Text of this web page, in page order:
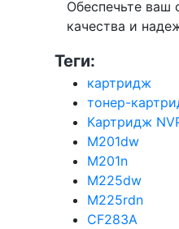
Обеспечьте ваш
качества и
Теги:
картридж
тонер-
Картридж
M201dw
M201n
M225dw
M225rdn
CF283A